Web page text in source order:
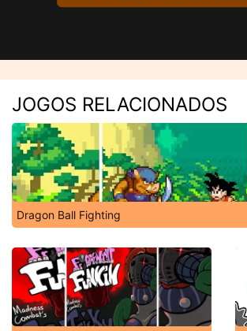
JOGOS RELACIONADOS
Dragon Ball Fighting